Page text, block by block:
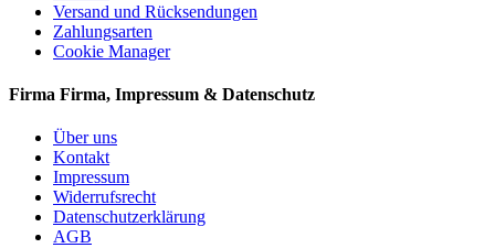
Versand und Rücksendungen
Zahlungsarten
Cookie Manager
Firma Firma, Impressum & Datenschutz
Über uns
Kontakt
Impressum
Widerrufsrecht
Datenschutzerklärung
AGB